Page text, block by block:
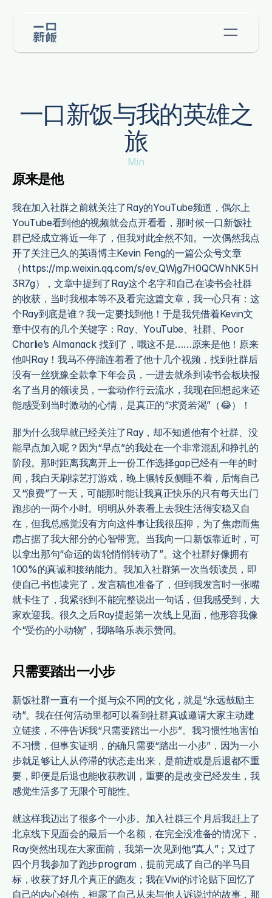
一口新饭与我的英雄之
旅
Min
原来是他
我在加入社群之前就关注了Ray的YouTube频道，偶尔上
YouTube看到他的视频就会点开看看，那时候一口新饭社
群已经成立将近一年了，但我对此全然不知。一次偶然我点
开了关注已久的英语博主Kevin Feng的一篇公众号文章
（https://mp.weixin.qq.com/s/ev_QWjg7H0QCWhNK5H
3R7g），文章中提到了Ray这个名字和自己在读书会社群
的收获，当时我根本等不及看完这篇文章，我一心只有：这
个Ray到底是谁？我一定要找到他！于是我凭借着Kevin文
章中仅有的几个关键字：Ray、YouTube、社群、Poor
Charlie’s Almanack 找到了，哦这不是……原来是他！原来
他叫Ray！我马不停蹄连着看了他十几个视频，找到社群后
没有一丝犹豫全款拿下年会员，一进去就杀到读书会板块报
名了当月的领读员，一套动作行云流水，我现在回想起来还
能感受到当时激动的心情，是真正的“求贤若渴”（😂）！
那为什么我早就已经关注了Ray，却不知道他有个社群、没
能早点加入呢？因为“早点”的我处在一个非常混乱和挣扎的
阶段。那时距离我离开上一份工作选择gap已经有一年的时
间，我白天刷综艺打游戏，晚上辗转反侧睡不着，后悔自己
又“浪费”了一天，可能那时能让我真正快乐的只有每天出门
跑步的一两个小时。明明从外表看上去我生活得安稳又自
在，但我总感觉没有方向这件事让我很压抑，为了焦虑而焦
虑占据了我大部分的心智带宽。当我向一口新饭靠近时，可
以拿出那句“命运的齿轮悄悄转动了”。这个社群好像拥有
100%的真诚和接纳能力。我加入社群第一次当领读员，即
便自己书也读完了，发言稿也准备了，但到我发言时一张嘴
就卡住了，我紧张到不能完整说出一句话，但我感受到，大
家欢迎我。很久之后Ray提起第一次线上见面，他形容我像
个“受伤的小动物”，我咯咯乐表示赞同。
只需要踏出一小步
新饭社群一直有一个挺与众不同的文化，就是“永远鼓励主
动”。我在任何活动里都可以看到社群真诚邀请大家主动建
立链接，不停告诉我“只需要踏出一小步”。我习惯性地害怕
不习惯，但事实证明，的确只需要“踏出一小步”，因为一小
步就足够让人从停滞的状态走出来，是前进或是后退都不重
要，即便是后退也能收获教训，重要的是改变已经发生，我
感觉生活多了无限个可能性。
就这样我迈出了很多个一小步。加入社群三个月后我赶上了
北京线下见面会的最后一个名额，在完全没准备的情况下，
Ray突然出现在大家面前，我第一次见到他“真人”；又过了
四个月我参加了跑步program，提前完成了自己的半马目
标，收获了好几个真正的跑友；我在Vivi的讨论贴下回忆了
自己的内心创伤，袒露了自己从未与他人诉说过的故事，那